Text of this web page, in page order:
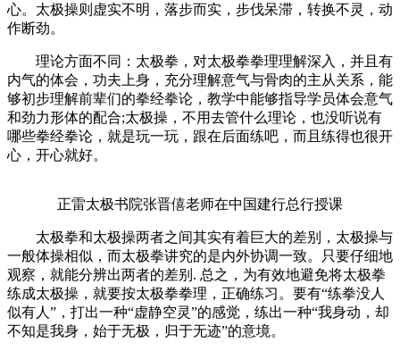
心。太极操则虚实不明，落步而实，步伐呆滞，转换不灵，动
作断劲。
理论方面不同：太极拳，对太极拳拳理理解深入，并且有
内气的体会，功夫上身，充分理解意气与骨肉的主从关系，能
够初步理解前辈们的拳经拳论，教学中能够指导学员体会意气
和劲力形体的配合;太极操，不用去管什么理论，也没听说有
哪些拳经拳论，就是玩一玩，跟在后面练吧，而且练得也很开
心，开心就好。
正雷太极书院张晋僖老师在中国建行总行授课
太极拳和太极操两者之间其实有着巨大的差别，太极操与
一般体操相似，而太极拳讲究的是内外协调一致。只要仔细地
观察，就能分辨出两者的差别. 总之，为有效地避免将太极拳
练成太极操，就要按太极拳拳理，正确练习。要有“练拳没人
似有人”，打出一种“虚静空灵”的感觉，练出一种“我身动，却
不知是我身，始于无极，归于无迹”的意境。